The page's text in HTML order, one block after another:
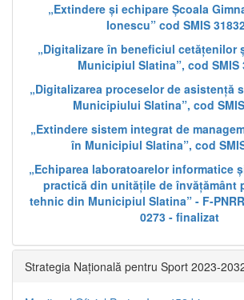
„Extindere și echipare Școala
Ionescu” cod SMIS
„Digitalizare în beneficiul cetățenilor
Municipiul Slatina”, cod SMIS
„Digitalizarea proceselor de asistență
Municipiului Slatina”, cod
„Extindere sistem integrat de
în Municipiul Slatina”, cod
„Echiparea laboratoarelor informatice
practică din unitățile de învățământ
tehnic din Municipiul Slatina” - F-
0273 - finalizat
Strategia Națională pentru Sport 2023-